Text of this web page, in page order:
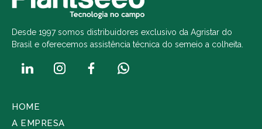
Desde 1997 somos distribuidores exclusivo da Agristar do
Brasil e oferecemos assistência técnica do semeio a colheita.
HOME
A EMPRESA